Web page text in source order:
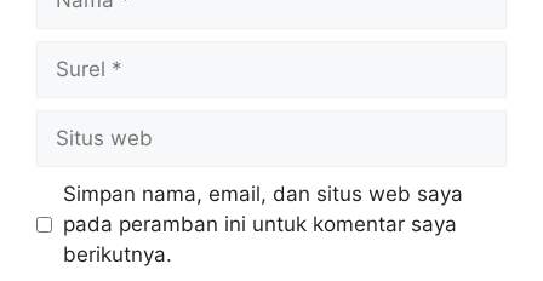
web
Simpan nama, email, dan situs web saya
pada peramban ini untuk komentar saya
berikutnya.